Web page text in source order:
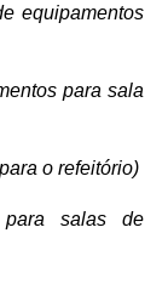
equipamentos
para sala
o refeitório)
para salas de